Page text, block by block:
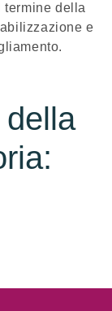
termine della
e